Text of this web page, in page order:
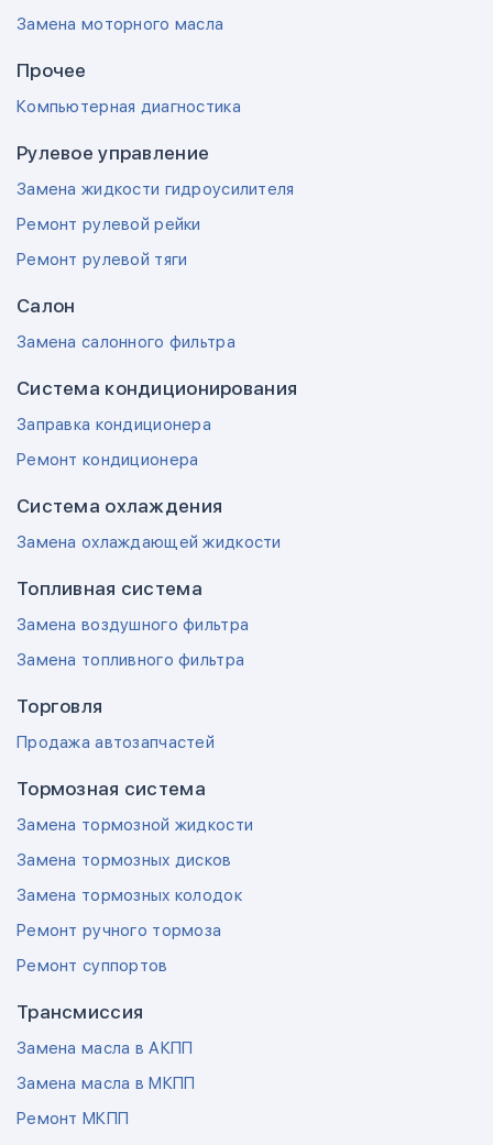
Замена моторного масла
Прочее
Компьютерная диагностика
Рулевое управление
Замена жидкости гидроусилителя
Ремонт рулевой рейки
Ремонт рулевой тяги
Салон
Замена салонного фильтра
Система кондиционирования
Заправка кондиционера
Ремонт кондиционера
Система охлаждения
Замена охлаждающей жидкости
Топливная система
Замена воздушного фильтра
Замена топливного фильтра
Торговля
Продажа автозапчастей
Тормозная система
Замена тормозной жидкости
Замена тормозных дисков
Замена тормозных колодок
Ремонт ручного тормоза
Ремонт суппортов
Трансмиссия
Замена масла в АКПП
Замена масла в МКПП
Ремонт МКПП